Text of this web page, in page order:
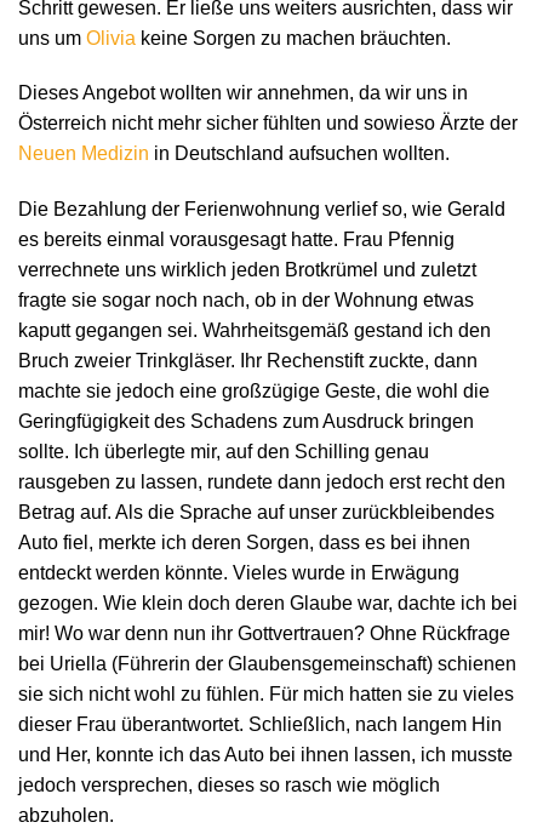
Schritt gewesen. Er ließe uns weiters ausrichten, dass wir
uns um Olivia keine Sorgen zu machen bräuchten.
Dieses Angebot wollten wir annehmen, da wir uns in
Österreich nicht mehr sicher fühlten und sowieso Ärzte der
Neuen Medizin in Deutschland aufsuchen wollten.
Die Bezahlung der Ferienwohnung verlief so, wie Gerald
es bereits einmal vorausgesagt hatte. Frau Pfennig
verrechnete uns wirklich jeden Brotkrümel und zuletzt
fragte sie sogar noch nach, ob in der Wohnung etwas
kaputt gegangen sei. Wahrheitsgemäß gestand ich den
Bruch zweier Trinkgläser. Ihr Rechenstift zuckte, dann
machte sie jedoch eine großzügige Geste, die wohl die
Geringfügigkeit des Schadens zum Ausdruck bringen
sollte. Ich überlegte mir, auf den Schilling genau
rausgeben zu lassen, rundete dann jedoch erst recht den
Betrag auf. Als die Sprache auf unser zurückbleibendes
Auto fiel, merkte ich deren Sorgen, dass es bei ihnen
entdeckt werden könnte. Vieles wurde in Erwägung
gezogen. Wie klein doch deren Glaube war, dachte ich bei
mir! Wo war denn nun ihr Gottvertrauen? Ohne Rückfrage
bei Uriella (Führerin der Glaubensgemeinschaft) schienen
sie sich nicht wohl zu fühlen. Für mich hatten sie zu vieles
dieser Frau überantwortet. Schließlich, nach langem Hin
und Her, konnte ich das Auto bei ihnen lassen, ich musste
jedoch versprechen, dieses so rasch wie möglich
abzuholen.